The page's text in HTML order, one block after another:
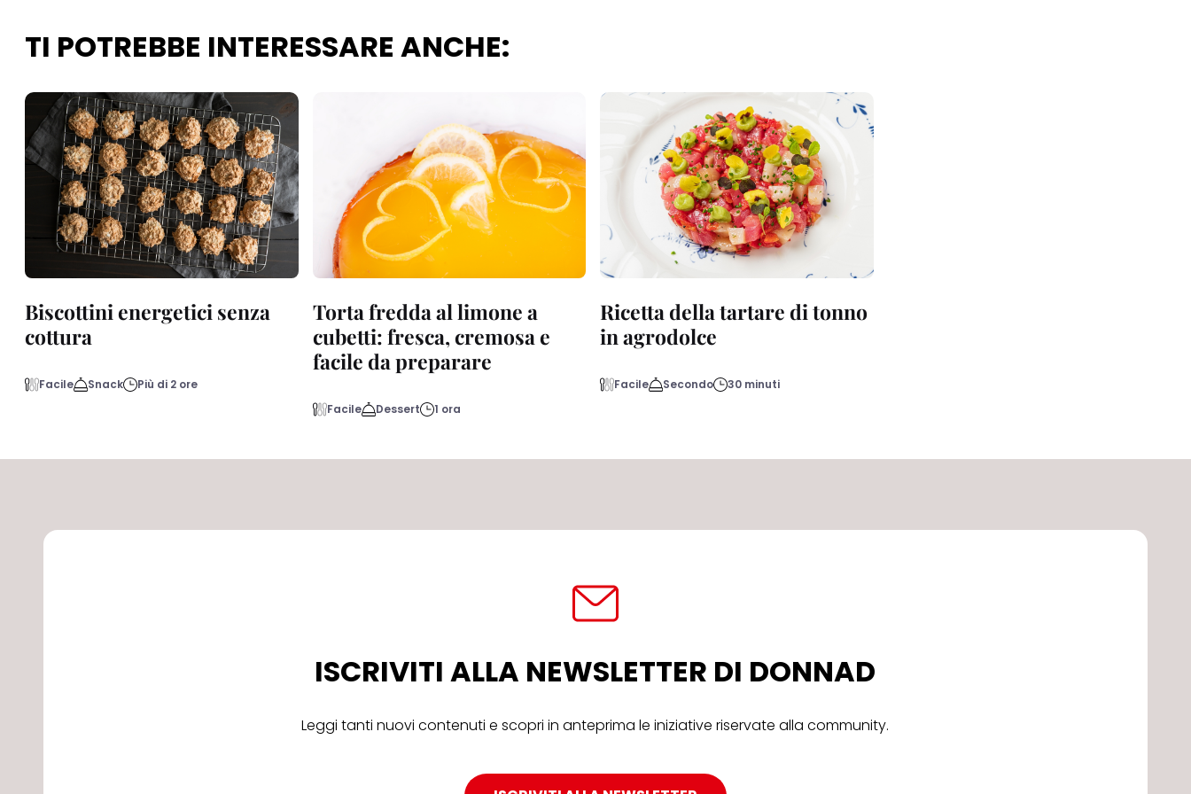
TI POTREBBE INTERESSARE ANCHE:
Biscottini energetici senza
cottura
Facile Snack Più di 2 ore
Torta fredda al limone a
cubetti: fresca, cremosa e
facile da preparare
Facile Dessert 1 ora
Ricetta della tartare di tonno
in agrodolce
Facile Secondo 30 minuti
ISCRIVITI ALLA NEWSLETTER DI DONNAD
Leggi tanti nuovi contenuti e scopri in anteprima le iniziative riservate alla community.